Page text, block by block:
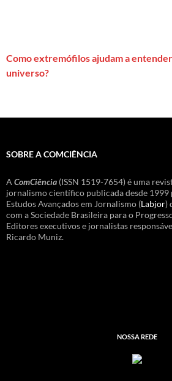
Como extremófilos ajudam a
universo?
SOBRE A COMCIÊNCIA
A ComCiência (ISSN 1519-7654) é uma
jornalismo científico publicada desde
Estudos Avançados em Jornalismo (Labjor)
com a Sociedade Brasileira para o
Editores executivos e jornalistas
Ricardo Muniz.
NOSSA REDE